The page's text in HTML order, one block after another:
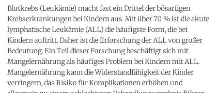
Blutkrebs (Leukämie) macht fast ein Drittel der bösartigen
Krebserkrankungen bei Kindern aus. Mit über 70 % ist die akute
lymphatische Leukämie (ALL) die häufigste Form, die bei
Kindern auftritt. Daher ist die Erforschung der ALL von großer
Bedeutung. Ein Teil dieser Forschung beschäftigt sich mit
Mangelernährung als häufiges Problem bei Kindern mit ALL.
Mangelernährung kann die Widerstandfähigkeit der Kinder
verringern, das Risiko für Komplikationen erhöhen und